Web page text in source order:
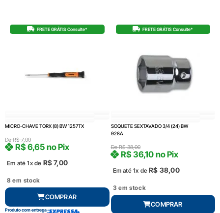
FRETE GRÁTIS Consulte*
MICRO-CHAVE TORX (8) BW 1257TX
DeR$7,00
Em até 1x de R$7,00
R$6,65 no Pix
8 em stock
COMPRAR
Produto com entrega
FRETE GRÁTIS Consulte*
SOQUETE SEXTAVADO 3/4 (24) BW
928A
DeR$38,00
Em até 1x de R$ 38,00
R$36,10 no Pix
3 em stock
COMPRAR